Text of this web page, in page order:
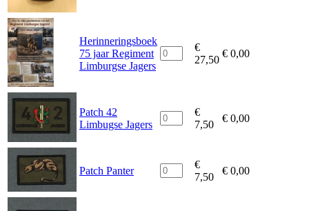
Herinneringsboek
75 jaar Regiment
Limburgse Jagers
€
27,50
€ 0,00
Patch 42
Limbugse Jagers
€
7,50
€ 0,00
Patch Panter
€
7,50
€ 0,00